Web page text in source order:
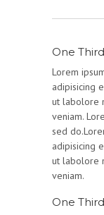
One Third
Lorem
adipisicing
ut labolore
veniam.
sed
adipisicing
ut labolore
veniam.
One Third